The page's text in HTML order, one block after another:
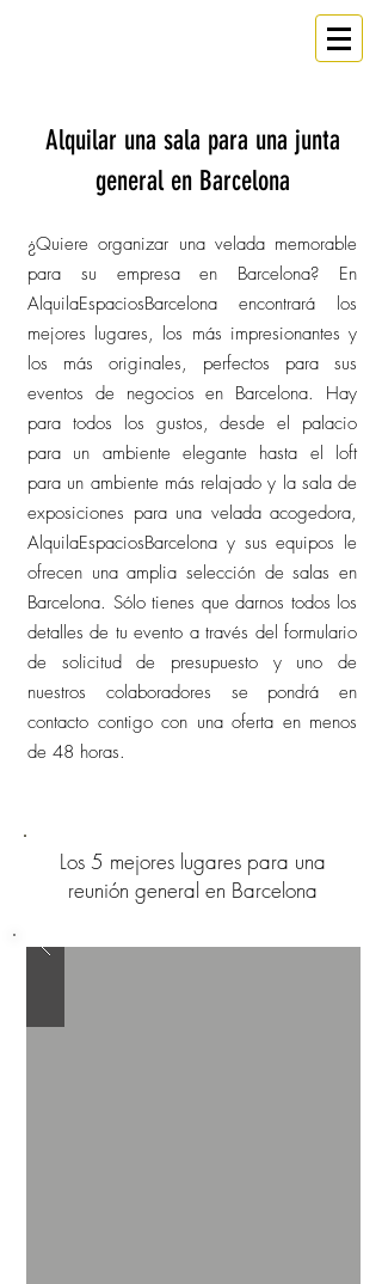
Alquilar una sala para una junta
general en Barcelona
¿Quiere organizar una velada memorable
para su empresa en Barcelona? En
AlquilaEspaciosBarcelona encontrará los
mejores lugares, los más impresionantes y
los más originales, perfectos para sus
eventos de negocios en Barcelona. Hay
para todos los gustos, desde el palacio
para un ambiente elegante hasta el loft
para un ambiente más relajado y la sala de
exposiciones para una velada acogedora,
AlquilaEspaciosBarcelona y sus equipos le
ofrecen una amplia selección de salas en
Barcelona. Sólo tienes que darnos todos los
detalles de tu evento a través del formulario
de solicitud de presupuesto y uno de
nuestros colaboradores se pondrá en
contacto contigo con una oferta en menos
de 48 horas.
Los 5 mejores lugares para una
reunión general en Barcelona